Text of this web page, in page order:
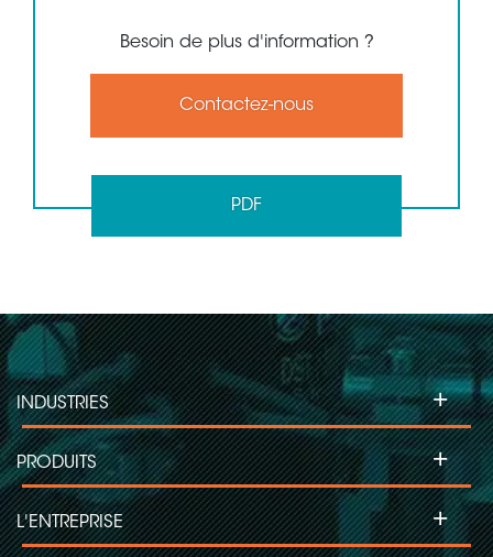
Besoin de plus d'information ?
Contactez-nous
PDF
INDUSTRIES +
PRODUITS +
L'ENTREPRISE +